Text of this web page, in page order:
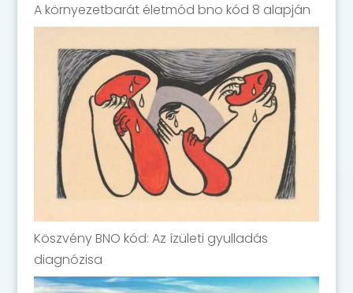
A környezetbarát életmód bno kód 8 alapján
Köszvény BNO kód: Az ízületi gyulladás
diagnózisa